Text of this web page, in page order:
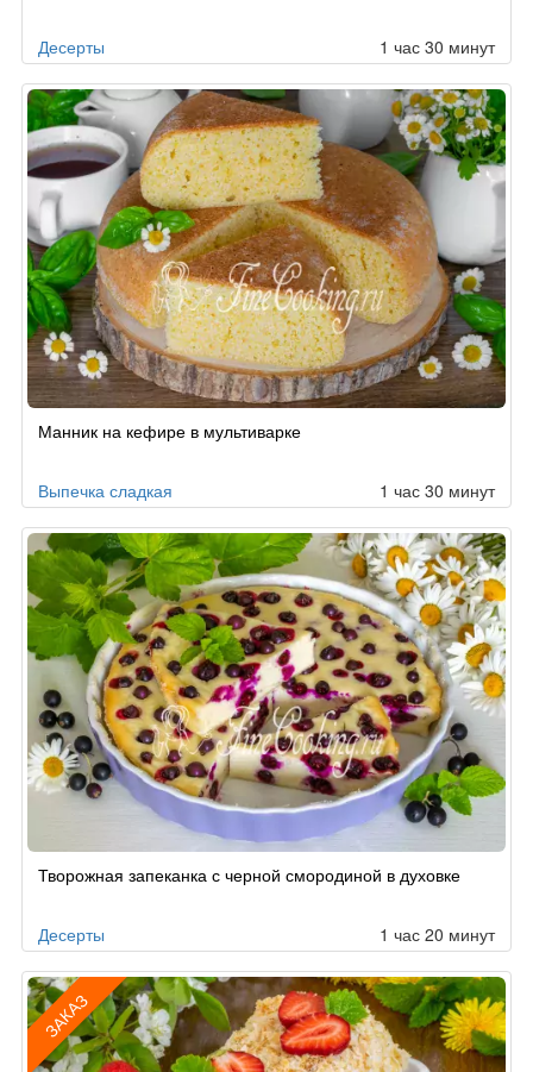
Десерты 1 час 30 минут
Манник на кефире в мультиварке
Выпечка сладкая 1 час 30 минут
Творожная запеканка с черной смородиной в духовке
Десерты 1 час 20 минут
ЗАКАЗ